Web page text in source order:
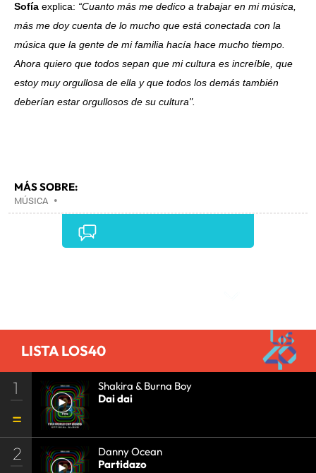
Sofía explica: “Cuanto más me dedico a trabajar en mi música,
más me doy cuenta de lo mucho que está conectada con la
música que la gente de mi familia hacía hace mucho tiempo.
Ahora quiero que todos sepan que mi cultura es increíble, que
estoy muy orgullosa de ella y que todos los demás también
deberían estar orgullosos de su cultura".
MÁS SOBRE:
MÚSICA •
LISTA LOS40
1
Shakira & Burna Boy
Dai dai
2
Danny Ocean
Partidazo